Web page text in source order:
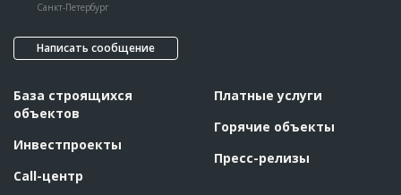
Санкт-Петербург
Написать сообщение
База строящихся
объектов
Инвестпроекты
Call-центр
Платные услуги
Горячие объекты
Пресс-релизы